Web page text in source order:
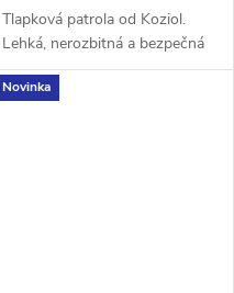
Tlapková patrola od Koziol.
Lehká, nerozbitná a bezpečná
sada bez BPA pro děti od 6
měsíců.
Novinka